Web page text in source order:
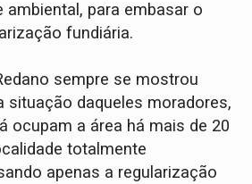
para embasar o
fundiária.
sempre se mostrou
situação daqueles moradores,
ocupam a área há mais de 20
totalmente
apenas a regularização